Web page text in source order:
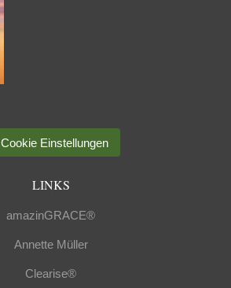
Cookie Einstellungen
LINKS
amazinGRACE®
Annette Müller
Clearise®